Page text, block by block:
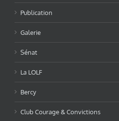
Publication
Galerie
Sénat
La LOLF
Bercy
Club Courage & Convictions